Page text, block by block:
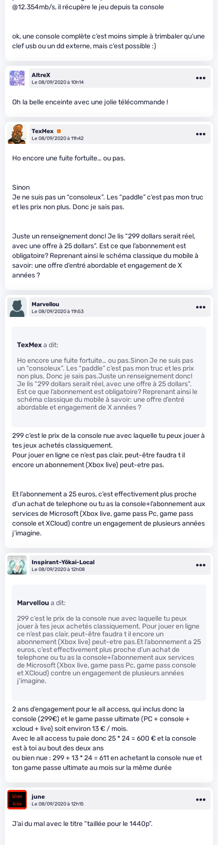
@12.354mb/s, il récupère le jeu depuis ta console
ok, une console complète c’est moins simple à trimbaler qu’une
clef usb ou un dd externe, mais c’est possible :)
AltreX
Le 08/09/2020 à 10h14
Oh la belle enceinte avec une jolie télécommande !
TexMex Premium
Le 08/09/2020 à 11h42
Ho encore une fuite fortuite… ou pas.
Sinon
Je ne suis pas un “consoleux”. Les “paddle” c’est pas mon truc
et les prix non plus. Donc je sais pas.
Juste un renseignement donc! Je lis “299 dollars serait réel,
avec une offre à 25 dollars”. Est ce que l’abonnement est
obligatoire? Reprenant ainsi le schéma classique du mobile à
savoir: une offre d’entré abordable et engagement de X
années ?
Marvellou
Le 08/09/2020 à 11h53
TexMexa dit:
Ho encore une fuite fortuite… ou pas.Sinon Je ne suis pas
un “consoleux”. Les “paddle” c’est pas mon truc et les prix
non plus. Donc je sais pas.Juste un renseignement donc!
Je lis “299 dollars serait réel, avec une offre à 25 dollars”.
Est ce que l’abonnement est obligatoire? Reprenant ainsi le
schéma classique du mobile à savoir: une offre d’entré
abordable et engagement de X années ?
299 c’est le prix de la console nue avec laquelle tu peux jouer à
tes jeux achetés classiquement.
Pour jouer en ligne ce n’est pas clair, peut-être faudra t il
encore un abonnement (Xbox live) peut-etre pas.
Et l’abonnement a 25 euros, c’est effectivement plus proche
d’un achat de telephone ou tu as la console+l’abonnement aux
services de Microsoft (Xbox live, game pass Pc, game pass
console et XCloud) contre un engagement de plusieurs années
j’imagine.
Inspirant-Yōkai-Local
Le 08/09/2020 à 12h08
Marvellou a dit:
299 c’est le prix de la console nue avec laquelle tu peux
jouer à tes jeux achetés classiquement. Pour jouer en ligne
ce n’est pas clair, peut-être faudra t il encore un
abonnement (Xbox live) peut-etre pas.Et l’abonnement a 25
euros, c’est effectivement plus proche d’un achat de
telephone ou tu as la console+l’abonnement aux services
de Microsoft (Xbox live, game pass Pc, game pass console
et XCloud) contre un engagement de plusieurs années
j’imagine.
2 ans d’engagement pour le all access, qui inclus donc la
console (299€) et le game passe ultimate (PC + console +
xcloud + live) soit environ 13 € / mois.
Avec le all access tu paie donc 25 * 24 = 600 € et la console
est à toi au bout des deux ans
ou bien nue : 299 + 13 * 24 = 611 en achetant la console nue et
ton game passe ultimate au mois sur la même durée
june
Le 08/09/2020 à 12h15
J’ai du mal avec le titre “taillée pour le 1440p”.